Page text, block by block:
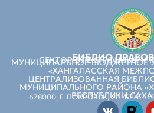
БИБЛИО
СЕКТОР ЭЛЕКТРОННЫХ И
МУНИЦИПАЛЬНОЕ БЮДЖЕТНОЕ
«ХАНГАЛАССКАЯ
ЦЕНТРАЛИЗОВАННАЯ
МУНИЦИПАЛЬНОГО РАЙОНА
РЕСПУБЛИКИ САХА
678000, Г. ПОКРОВСК, УЛ.
Vk